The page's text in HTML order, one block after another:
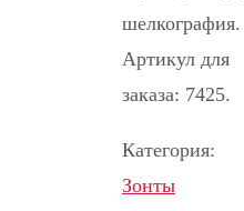
шелкография.
Артикул для
заказа: 7425.
Категория:
Зонты